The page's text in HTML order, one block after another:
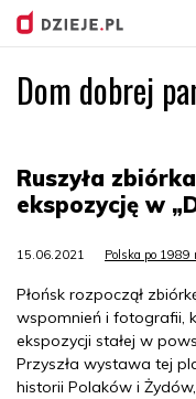
Dom dobrej
Ruszyła
ekspozycję w
15.06.2021 Polska po 1989
Płońsk rozpoczął
wspomnień i fotografii,
ekspozycji stałej w
Przyszła wystawa tej
historii Polaków i